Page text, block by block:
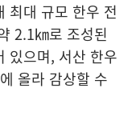
최대 규모 한우 전
2.1㎞로 조성된
있으며, 서산 한우
올라 감상할 수